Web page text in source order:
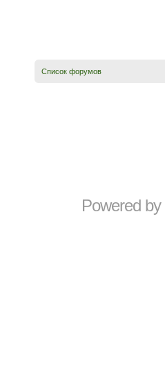
Список форумов
Powered by